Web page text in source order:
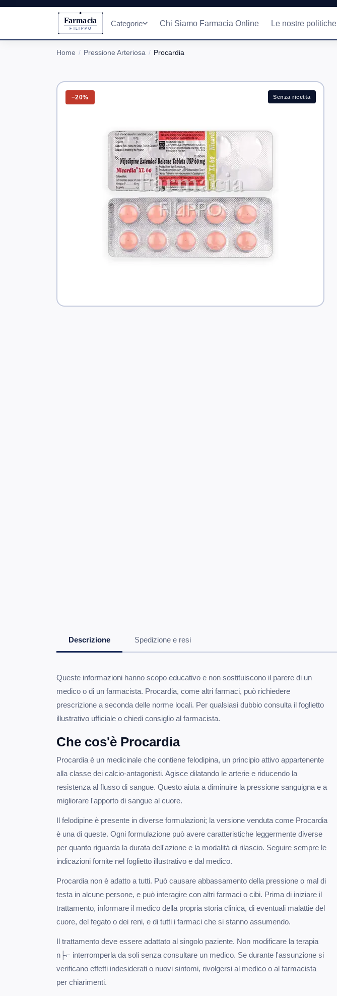
Farmacia
FILIPPO
Categorie Chi Siamo Farmacia Online Le nostre politiche
Home Pressione Arteriosa Procardia
−20% Senza ricetta
Descrizione Spedizione e resi
Queste informazioni hanno scopo educativo e non sostituiscono il parere di un
medico o di un farmacista. Procardia, come altri farmaci, può richiedere
prescrizione a seconda delle norme locali. Per qualsiasi dubbio consulta il foglietto
illustrativo ufficiale o chiedi consiglio al farmacista.
Che cos'è Procardia
Procardia è un medicinale che contiene felodipina, un principio attivo appartenente
alla classe dei calcio-antagonisti. Agisce dilatando le arterie e riducendo la
resistenza al flusso di sangue. Questo aiuta a diminuire la pressione sanguigna e a
migliorare l'apporto di sangue al cuore.
Il felodipine è presente in diverse formulazioni; la versione venduta come Procardia
è una di queste. Ogni formulazione può avere caratteristiche leggermente diverse
per quanto riguarda la durata dell'azione e la modalità di rilascio. Seguire sempre le
indicazioni fornite nel foglietto illustrativo e dal medico.
Procardia non è adatto a tutti. Può causare abbassamento della pressione o mal di
testa in alcune persone, e può interagire con altri farmaci o cibi. Prima di iniziare il
trattamento, informare il medico della propria storia clinica, di eventuali malattie del
cuore, del fegato o dei reni, e di tutti i farmaci che si stanno assumendo.
Il trattamento deve essere adattato al singolo paziente. Non modificare la terapia
n├⌐ interromperla da soli senza consultare un medico. Se durante l'assunzione si
verificano effetti indesiderati o nuovi sintomi, rivolgersi al medico o al farmacista
per chiarimenti.